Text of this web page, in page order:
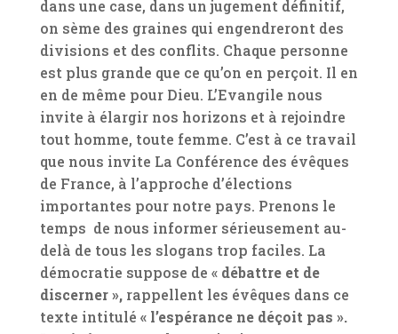
dans une case, dans un jugement définitif,
on sème des graines qui engendreront des
divisions et des conflits. Chaque personne
est plus grande que ce qu’on en perçoit. Il en
en de même pour Dieu. L’Evangile nous
invite à élargir nos horizons et à rejoindre
tout homme, toute femme. C’est à ce travail
que nous invite La Conférence des évêques
de France, à l’approche d’élections
importantes pour notre pays. Prenons le
temps de nous informer sérieusement au-
delà de tous les slogans trop faciles. La
démocratie suppose de « débattre et de
discerner », rappellent les évêques dans ce
texte intitulé « l’espérance ne déçoit pas ».